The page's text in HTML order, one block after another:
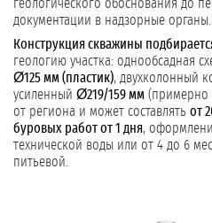
геологического обоснования до
документации в надзорные органы.
Конструкция скважины
геологию участка: однообсадная
Ø125 мм (пластик), двухколонный
усиленный Ø219/159 мм (примерно
от региона и может составлять от
буровых работ от 1 дня,
технической воды или от 4 до 6
питьевой.